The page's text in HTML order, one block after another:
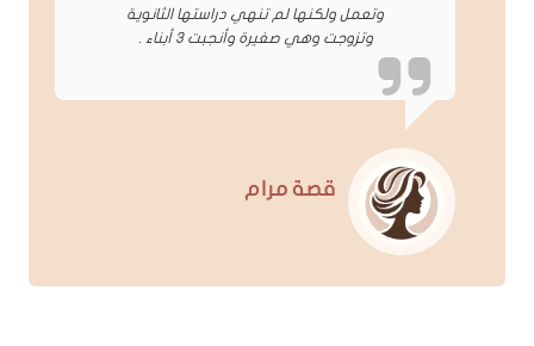
وتعمل ولكنها لم تنهي دراستها الثانوية
وتزوجت وهي صغيرة وأنجبت 3 أبناء .
قصة مرام